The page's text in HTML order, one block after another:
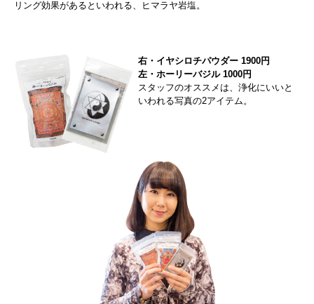
リング効果があるといわれる、ヒマラヤ岩塩。
右・イヤシロチパウダー 1900円
左・ホーリーバジル 1000円
スタッフのオススメは、浄化にいいと
いわれる写真の2アイテム。